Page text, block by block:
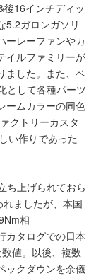
16インチディッ
5.2ガロンガソリ
ーレーファンやカ
イルファミリーが
ました。また、ベ
として各種パーツ
ームカラーの同色
クトリーカスタ
い作りであった
ち上げられておら
ましたが、本国
相
カタログでの日本
値。以後、複数
ックダウンを余儀